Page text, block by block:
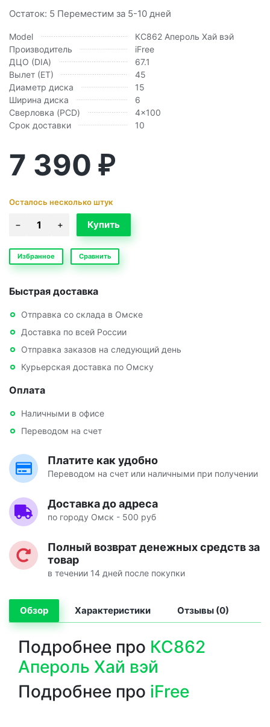
Остаток: 5 Переместим за 5-10 дней
Model
КС862 Апероль Хай вэй
Производитель
iFree
ДЦО (DIA)
67.1
Вылет (ЕТ)
45
Диаметр диска
15
Ширина диска
6
Сверловка (PCD)
4x100
Срок доставки
10
7 390 ₽
Осталось несколько штук
Избранное Сравнить
Быстрая доставка
Отправка со склада в Омске
Доставка по всей России
Отправка заказов на следующий день
Курьерская доставка по Омску
Оплата
Наличными в офисе
Переводом на счет
Платите как удобно
Переводом на счет или наличными при получении
Доставка до адреса
по городу Омск - 500 руб
Полный возврат денежных средств за
товар
в течении 14 дней после покупки
Обзор Характеристики Отзывы (0)
Подробнее про КС862
Апероль Хай вэй
Подробнее про iFree